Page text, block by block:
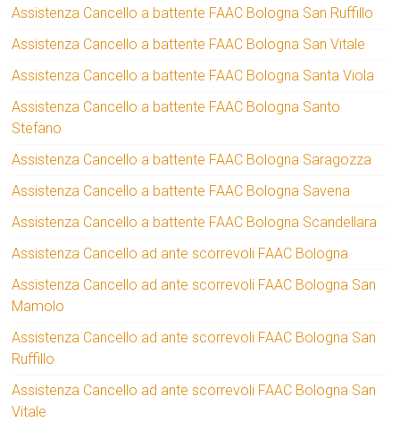
Assistenza Cancello a battente FAAC Bologna San Ruffillo
Assistenza Cancello a battente FAAC Bologna San Vitale
Assistenza Cancello a battente FAAC Bologna Santa Viola
Assistenza Cancello a battente FAAC Bologna Santo
Stefano
Assistenza Cancello a battente FAAC Bologna Saragozza
Assistenza Cancello a battente FAAC Bologna Savena
Assistenza Cancello a battente FAAC Bologna Scandellara
Assistenza Cancello ad ante scorrevoli FAAC Bologna
Assistenza Cancello ad ante scorrevoli FAAC Bologna San
Mamolo
Assistenza Cancello ad ante scorrevoli FAAC Bologna San
Ruffillo
Assistenza Cancello ad ante scorrevoli FAAC Bologna San
Vitale